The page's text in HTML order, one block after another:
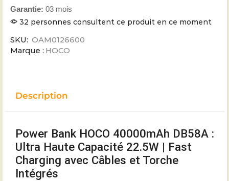
Garantie: 03 mois
32 personnes consultent ce produit en ce moment
SKU: OAM0126600
Marque : HOCO
Description
Power Bank HOCO 40000mAh DB58A :
Ultra Haute Capacité 22.5W | Fast
Charging avec Câbles et Torche
Intégrés